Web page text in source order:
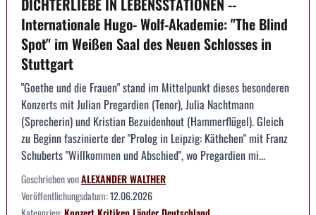
DICHTERLIEBE IN LEBENSSTATIONEN --
Internationale Hugo- Wolf-Akademie: "The Blind
Spot" im Weißen Saal des Neuen Schlosses in
Stuttgart
"Goethe und die Frauen" stand im Mittelpunkt dieses besonderen
Konzerts mit Julian Pregardien (Tenor), Julia Nachtmann
(Sprecherin) und Kristian Bezuidenhout (Hammerflügel). Gleich
zu Beginn faszinierte der "Prolog in Leipzig: Käthchen" mit Franz
Schuberts "Willkommen und Abschied", wo Pregardien mi...
Geschrieben vonALEXANDER WALTHER
Veröffentlichungsdatum:12.06.2026